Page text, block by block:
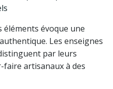
éléments évoque une
Les enseignes
par leurs
faire artisanaux à des